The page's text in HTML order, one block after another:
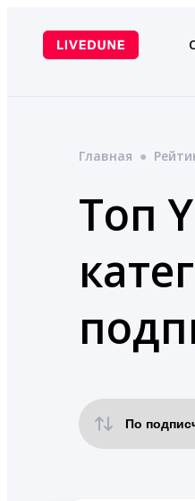
содержимому
Главная ●
Топ